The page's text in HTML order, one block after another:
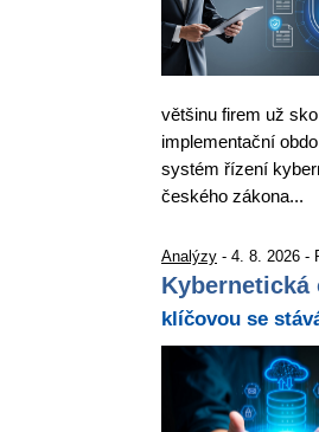
většinu firem už
implementační
systém řízení
českého zákona...
Analýzy - 4. 8. 2026 -
klíčovou se